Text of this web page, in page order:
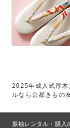
2025年成人式厚木
ルなら京都きもの
振袖レンタル・購入